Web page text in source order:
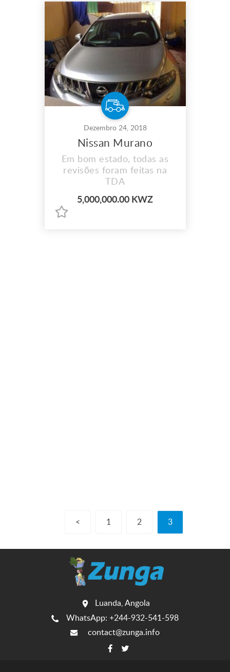
Dezembro 24, 2018
Nissan Murano
Em bom estado, todas as
revisões foram feitas na
TDA
5,000,000.00 KWZ
< 1 2 3
Luanda, Angola
WhatsApp: +244-932-541-598
contact@zunga.info